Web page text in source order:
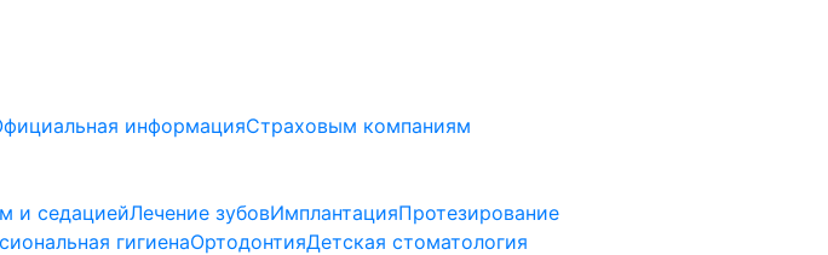
информацияСтраховым компаниям
и седациейЛечение зубовИмплантацияПротезирование
гигиенаОртодонтияДетская стоматология